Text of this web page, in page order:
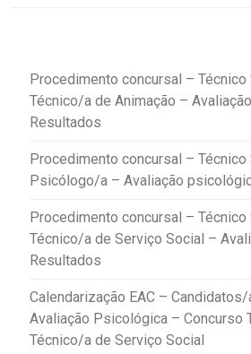
Procedimento concursal – Técnico
Técnico/a de Animação –
Resultados
Procedimento concursal – Técnico
Psicólogo/a – Avaliação
Procedimento concursal – Técnico
Técnico/a de Serviço Social –
Resultados
Calendarização EAC –
Avaliação Psicológica – Concurso
Técnico/a de Serviço Social